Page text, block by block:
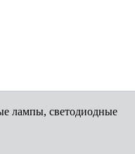
лампы, светодиодные